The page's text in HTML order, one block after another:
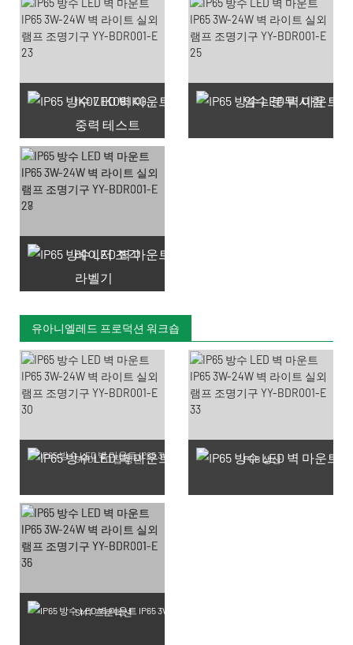
IK07 IK08 IK09 IK10
중력 테스트
염수 분무 시험
레이저 조각
라벨기
유아니엘레드 프로덕션 워크숍
SMD LED 칩 생산 PCB 생산
SMT 프로덕션